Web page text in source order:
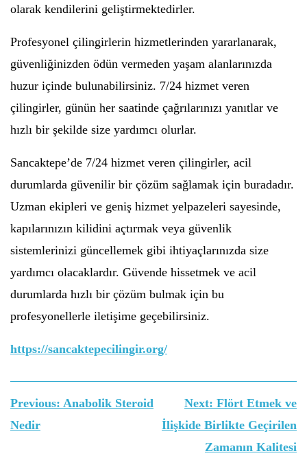
olarak kendilerini geliştirmektedirler.
Profesyonel çilingirlerin hizmetlerinden yararlanarak,
güvenliğinizden ödün vermeden yaşam alanlarınızda
huzur içinde bulunabilirsiniz. 7/24 hizmet veren
çilingirler, günün her saatinde çağrılarınızı yanıtlar ve
hızlı bir şekilde size yardımcı olurlar.
Sancaktepe’de 7/24 hizmet veren çilingirler, acil
durumlarda güvenilir bir çözüm sağlamak için buradadır.
Uzman ekipleri ve geniş hizmet yelpazeleri sayesinde,
kapılarınızın kilidini açtırmak veya güvenlik
sistemlerinizi güncellemek gibi ihtiyaçlarınızda size
yardımcı olacaklardır. Güvende hissetmek ve acil
durumlarda hızlı bir çözüm bulmak için bu
profesyonellerle iletişime geçebilirsiniz.
https://sancaktepecilingir.org/
Yazı
gezinmesi
Previous: Anabolik Steroid
Nedir
Next: Flört Etmek ve
İlişkide Birlikte Geçirilen
Zamanın Kalitesi